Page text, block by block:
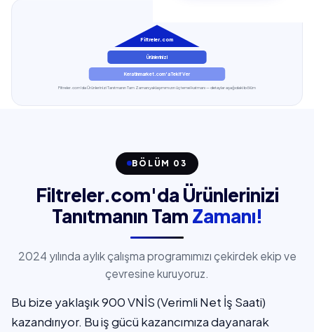
Filtreler.com
Ürünlerinizi
Keratinmarket.com'a Teklif Ver
Filtreler.com'da Ürünlerinizi Tanıtmanın Tam Zamanı yaklaşımımızın üç temel katmanı — detaylar aşağıdaki bölüm
BÖLÜM 03
Filtreler.com'da Ürünlerinizi
Tanıtmanın Tam Zamanı!
2024 yılında aylık çalışma programımızı çekirdek ekip ve
çevresine kuruyoruz.
Bu bize yaklaşık 900 VNİS (Verimli Net İş Saati)
kazandırıyor. Bu iş gücü kazancımıza dayanarak